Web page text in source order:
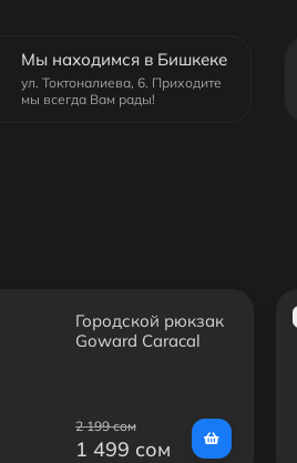
Мы находимся в Бишкеке
ул. Токтоналиева, 6. Приходите
мы всегда Вам рады!
Городской рюкзак
Goward Caracal
2 199 сом
1 499 сом